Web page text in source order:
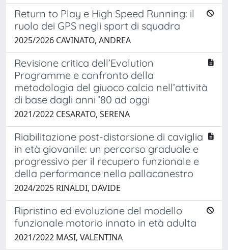
Return to Play e High Speed Running: il
ruolo dei GPS negli sport di squadra
2025/2026 CAVINATO, ANDREA
Revisione critica dell’Evolution
Programme e confronto della
metodologia del giuoco calcio nell’attività
di base dagli anni ’80 ad oggi
2021/2022 CESARATO, SERENA
Riabilitazione post-distorsione di caviglia
in età giovanile: un percorso graduale e
progressivo per il recupero funzionale e
della performance nella pallacanestro
2024/2025 RINALDI, DAVIDE
Ripristino ed evoluzione del modello
funzionale motorio innato in età adulta
2021/2022 MASI, VALENTINA